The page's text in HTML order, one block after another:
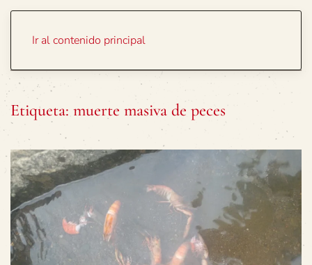
Ir al contenido principal
Etiqueta: muerte masiva de peces